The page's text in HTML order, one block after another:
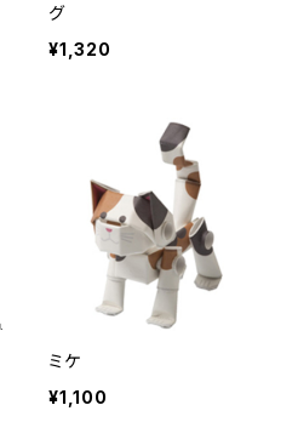
グ
¥1,320
ミケ
¥1,100